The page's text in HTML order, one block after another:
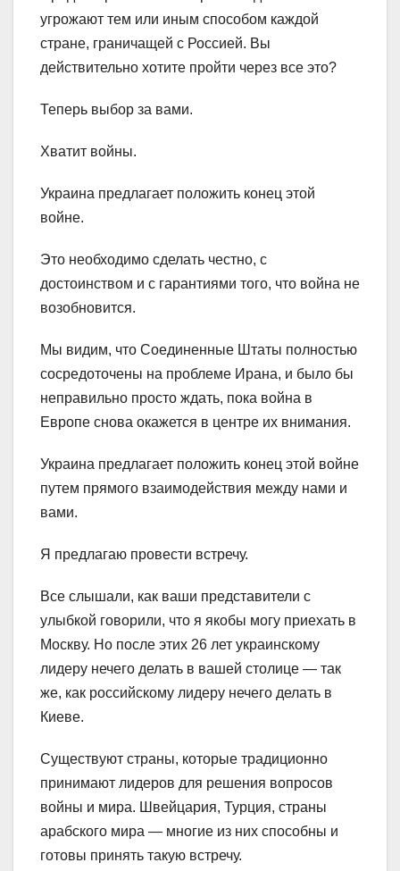
угрожают тем или иным способом каждой
стране, граничащей с Россией. Вы
действительно хотите пройти через все это?
Теперь выбор за вами.
Хватит войны.
Украина предлагает положить конец этой
войне.
Это необходимо сделать честно, с
достоинством и с гарантиями того, что война не
возобновится.
Мы видим, что Соединенные Штаты полностью
сосредоточены на проблеме Ирана, и было бы
неправильно просто ждать, пока война в
Европе снова окажется в центре их внимания.
Украина предлагает положить конец этой войне
путем прямого взаимодействия между нами и
вами.
Я предлагаю провести встречу.
Все слышали, как ваши представители с
улыбкой говорили, что я якобы могу приехать в
Москву. Но после этих 26 лет украинскому
лидеру нечего делать в вашей столице — так
же, как российскому лидеру нечего делать в
Киеве.
Существуют страны, которые традиционно
принимают лидеров для решения вопросов
войны и мира. Швейцария, Турция, страны
арабского мира — многие из них способны и
готовы принять такую ​​встречу.